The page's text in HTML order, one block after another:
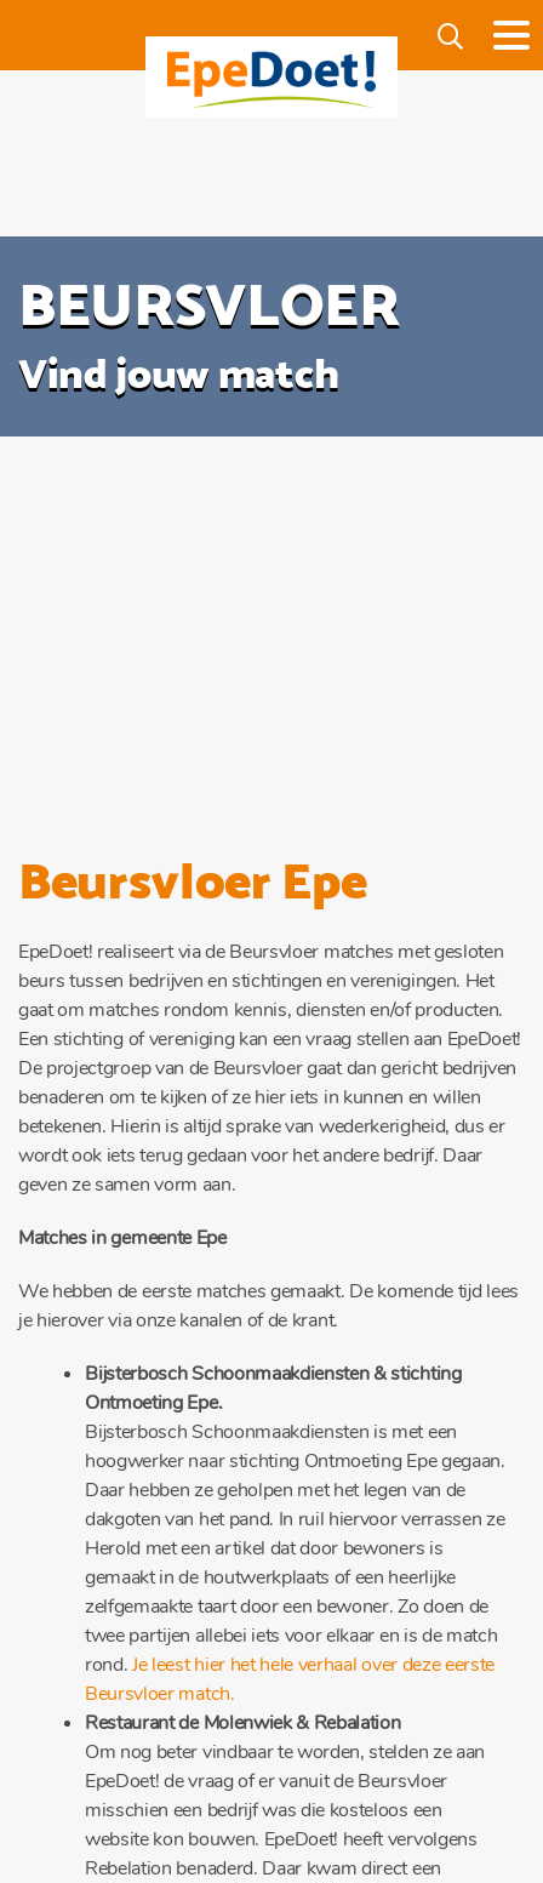
BEURSVLOER
Vind jouw match
Beursvloer Epe
EpeDoet! realiseert via de Beursvloer matches met gesloten
beurs tussen bedrijven en stichtingen en verenigingen. Het
gaat om matches rondom kennis, diensten en/of producten.
Een stichting of vereniging kan een vraag stellen aan EpeDoet!
De projectgroep van de Beursvloer gaat dan gericht bedrijven
benaderen om te kijken of ze hier iets in kunnen en willen
betekenen. Hierin is altijd sprake van wederkerigheid, dus er
wordt ook iets terug gedaan voor het andere bedrijf. Daar
geven ze samen vorm aan.
Matches in gemeente Epe
We hebben de eerste matches gemaakt. De komende tijd lees
je hierover via onze kanalen of de krant.
Bijsterbosch Schoonmaakdiensten & stichting
Ontmoeting Epe.
Bijsterbosch Schoonmaakdiensten is met een
hoogwerker naar stichting Ontmoeting Epe gegaan.
Daar hebben ze geholpen met het legen van de
dakgoten van het pand. In ruil hiervoor verrassen ze
Herold met een artikel dat door bewoners is
gemaakt in de houtwerkplaats of een heerlijke
zelfgemaakte taart door een bewoner. Zo doen de
twee partijen allebei iets voor elkaar en is de match
rond.Je leest hier het hele verhaal over deze eerste
Beursvloer match.
Restaurant de Molenwiek & Rebalation
Om nog beter vindbaar te worden, stelden ze aan
EpeDoet! de vraag of er vanuit de Beursvloer
misschien een bedrijf was die kosteloos een
website kon bouwen. EpeDoet! heeft vervolgens
Rebelation benaderd. Daar kwam direct een